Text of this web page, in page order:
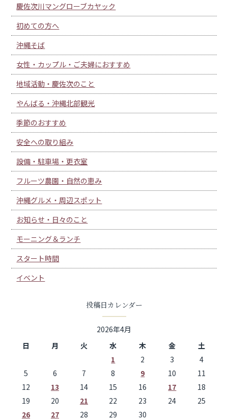
慶佐次川マングローブカヤック
初めての方へ
沖縄そば
女性・カップル・ご夫婦におすすめ
地域活動・慶佐次のこと
やんばる・沖縄北部観光
季節のおすすめ
安全への取り組み
設備・駐車場・更衣室
フルーツ農園・自然の恵み
沖縄グルメ・周辺スポット
お知らせ・日々のこと
モーニング＆ランチ
スタート時間
イベント
投稿日カレンダー
2026年4月
日
月 火 水 木 金
土
1
2 3
4
5
6 7 8 9 10
11
12
13 14 15 16 17
18
19
20 21 22 23 24
25
26
27 28 29 30